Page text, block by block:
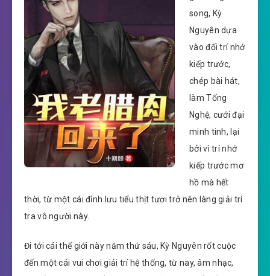
song, Kỳ
Nguyên dựa
vào đối trí nhớ
kiếp trước,
chép bài hát,
làm Tống
Nghệ, cưới đại
minh tinh, lại
bởi vì trí nhớ
kiếp trước mơ
hồ mà hết
thời, từ một cái đỉnh lưu tiểu thịt tươi trở nên làng giải trí
tra vô người này.
Đi tới cái thế giới này năm thứ sáu, Kỳ Nguyên rốt cuộc
đến một cái vui chơi giải trí hệ thống, từ nay, âm nhạc,